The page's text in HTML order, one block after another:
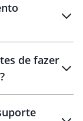
48 horas
de fazer